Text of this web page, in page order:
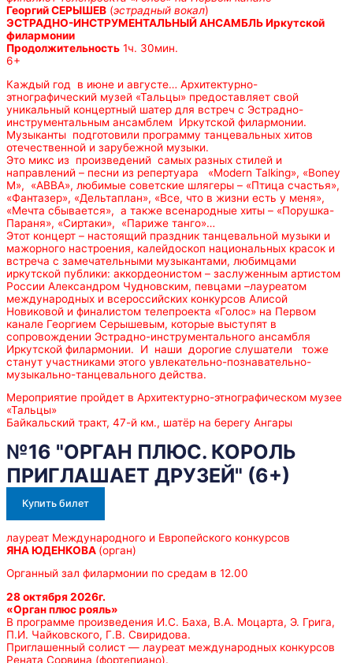
Георгий СЕРЫШЕВ (эстрадный вокал)
ЭСТРАДНО-ИНСТРУМЕНТАЛЬНЫЙ АНСАМБЛЬ Иркутской
филармонии
Продолжительность 1ч. 30мин.
6+
Каждый год в июне и августе… Архитектурно-
этнографический музей «Тальцы» предоставляет свой
уникальный концертный шатер для встреч с Эстрадно-
инструментальным ансамблем Иркутской филармонии.
Музыканты подготовили программу танцевальных хитов
отечественной и зарубежной музыки.
Это микс из произведений самых разных стилей и
направлений – песни из репертуара «Modern Talking», «Boney
M», «АВВА», любимые советские шлягеры – «Птица счастья»,
«Фантазер», «Дельтаплан», «Все, что в жизни есть у меня»,
«Мечта сбывается», а также всенародные хиты – «Порушка-
Параня», «Сиртаки», «Париже танго»…
Этот концерт – настоящий праздник танцевальной музыки и
мажорного настроения, калейдоскоп национальных красок и
встреча с замечательными музыкантами, любимцами
иркутской публики: аккордеонистом – заслуженным артистом
России Александром Чудновским, певцами –лауреатом
международных и всероссийских конкурсов Алисой
Новиковой и финалистом телепроекта «Голос» на Первом
канале Георгием Серышевым, которые выступят в
сопровождении Эстрадно-инструментального ансамбля
Иркутской филармонии. И наши дорогие слушатели тоже
станут участниками этого увлекательно-познавательно-
музыкально-танцевального действа.
Мероприятие пройдет в Архитектурно-этнографическом музее
«Тальцы»
Байкальский тракт, 47-й км., шатёр на берегу Ангары
№16 "ОРГАН ПЛЮС. КОРОЛЬ
ПРИГЛАШАЕТ ДРУЗЕЙ" (6+)
Купить билет
лауреат Международного и Европейского конкурсов
ЯНА ЮДЕНКОВА (орган)
Органный зал филармонии по средам в 12.00
28 октября 2026г.
«Орган плюс рояль»
В программе произведения И.С. Баха, В.А. Моцарта, Э. Грига,
П.И. Чайковского, Г.В. Свиридова.
Приглашенный солист — лауреат международных конкурсов
Рената Сорвина (фортепиано).